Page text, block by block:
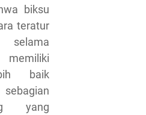
biksu
teratur
selama
memiliki
baik
yang